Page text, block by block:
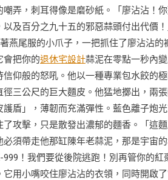
弄，刺耳得像是磨砂紙。「廖沾沾！
及百分之九十五的邪惡蒜頭付出代價
燕尾服的小爪子，一把抓住了廖沾沾
會把你的退休宅設計蒜泥在零點一秒內
仰般的怒吼。他以一種專業包水餃的
三公尺的巨大麵皮。他猛地擲出，兩
盾」，薄韌而充滿彈性。藍色離子炮
攻擊，只是散發出濃郁的麵香。「這
必須帶走他那缸陳年老蒜泥，那是宇宙
！我們要從後院逃跑！別再管你的
用小嘴咬住廖沾沾的衣領，同時開啟